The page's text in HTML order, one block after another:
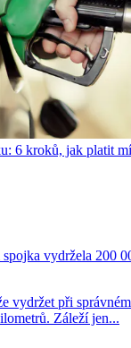
6 kroků, jak platit
vydržela 200
vydržet při
Záleží jen...